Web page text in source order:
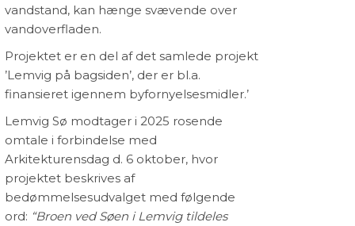
vandstand, kan hænge svævende over
vandoverfladen.
Projektet er en del af det samlede projekt
’Lemvig på bagsiden’, der er bl.a.
finansieret igennem byfornyelsesmidler.’
Lemvig Sø modtager i 2025 rosende
omtale i forbindelse med
Arkitekturensdag d. 6 oktober, hvor
projektet beskrives af
bedømmelsesudvalget med følgende
ord: “Broen ved Søen i Lemvig tildeles